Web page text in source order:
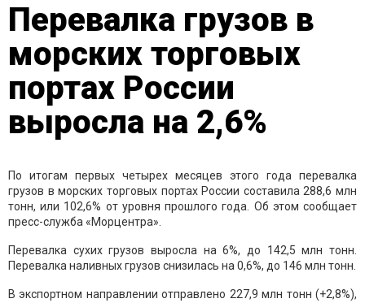
Перевалка грузов в
морских торговых
портах России
выросла на 2,6%
По итогам первых четырех месяцев этого года перевалка
грузов в морских торговых портах России составила 288,6 млн
тонн, или 102,6% от уровня прошлого года. Об этом сообщает
пресс-служба «Морцентра».
Перевалка сухих грузов выросла на 6%, до 142,5 млн тонн.
Перевалка наливных грузов снизилась на 0,6%, до 146 млн тонн.
В экспортном направлении отправлено 227,9 млн тонн (+2,8%),